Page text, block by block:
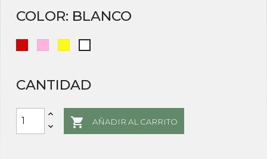
COLOR: BLANCO
CANTIDAD
 AÑADIR AL CARRITO